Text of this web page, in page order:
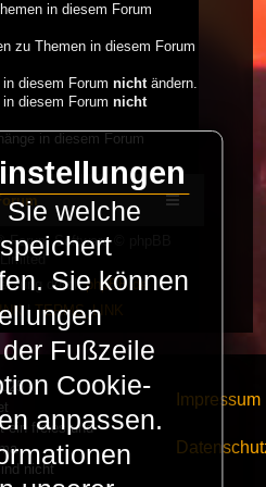
in diesem Forum
zu Themen in diesem Forum
diesem Forum nichtändern.
diesem Forum nicht
in diesem Forum
Forum Software © phpBB
Limited
durchphpBB.de
| TERMS_LINK
-
ein freies und
nicht
Impressum
welche
Sie können
Fußzeile
Cookie-
anpassen.